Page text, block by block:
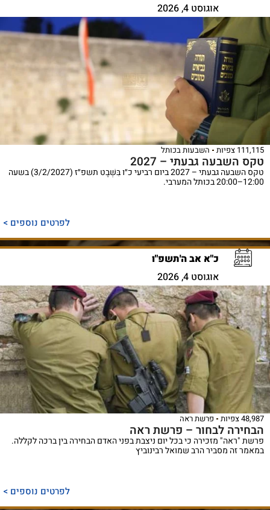
אוגוסט 4, 2026
111,115 צפיות השבעות בכותל
טקס השבעה גבעתי – 2027
טקס השבעה גבעתי – 2027 ביום רביעי כ״ו בִּשְׁבָט תשפ״ז (3/2/2027) בשעה
12:00–20:00 בכותל המערבי.
לפרטים נוספים >
כ"א אב ה'תשפ"ו
אוגוסט 4, 2026
48,987 צפיות פרשת ראה
הבחירה לבחור – פרשת ראה
פרשת "ראה" מזכירה כי בכל יום ניצבת בפני האדם הבחירה בין ברכה לקללה.
במאמר זה מסביר הרב שמואל רבינוביץ
לפרטים נוספים >